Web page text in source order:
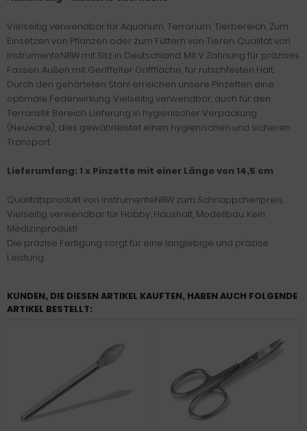
Vielseitig verwendbar für Aquarium, Terrarium, Tierbereich, Zum
Einsetzen von Pflanzen oder zum Füttern von Tieren. Qualität von
InstrumenteNRW mit Sitz in Deutschland. Mit V Zahnung für präzises
Fassen. Außen mit Geriffelter Grifffläche, für rutschfesten Halt.
Durch den gehärteten Stahl erreichen unsere Pinzetten eine
optimale Federwirkung. Vielseitig verwendbar, auch für den
Terraristik Bereich. Lieferung in hygienischer Verpackung
(Neuware), dies gewährleistet einen hygienischen und sicheren
Transport.
Lieferumfang: 1 x Pinzette mit einer Länge von 14,5 cm
Qualitätsprodukt von InstrumenteNRW zum Schnäppchenpreis.
Vielseitig verwendbar für Hobby, Haushalt, Modellbau. Kein
Medizinprodukt!
Die präzise Fertigung sorgt für eine langlebige und präzise
Leistung.
KUNDEN, DIE DIESEN ARTIKEL KAUFTEN, HABEN AUCH FOLGENDE
ARTIKEL BESTELLT: